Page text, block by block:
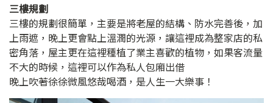
三樓規劃
三樓的規劃很簡單，主要是將老屋的結構、防水完善後，加
上雨遮，晚上更會點上溫潤的光源，讓這裡成為整家店的私
密角落，屋主更在這裡種植了業主喜歡的植物，如果客流量
不大的時候，這裡可以作為私人包廂出借
晚上吹著徐徐微風悠哉喝酒，是人生一大樂事！